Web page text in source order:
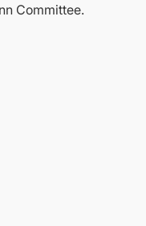
Committee.